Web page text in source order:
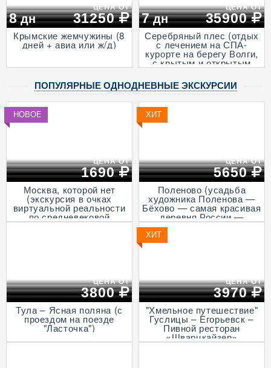
апрель - октябрь)
8дн
ЦЕНА ОТ
31250
Крымские жемчужины (8
дней + авиа или ж/д)
7дн
ЦЕНА ОТ
35900
Серебряный плес (отдых
с лечением на СПА-
курорте на берегу Волги,
с крытым и открытым
бассейнами и
анимационными
программами, 7 дней + ж/
д)
ПОПУЛЯРНЫЕ ОДНОДНЕВНЫЕ ЭКСКУРСИИ
НОВОЕ
ЦЕНА ОТ
1690
Москва, которой нет
(экскурсия в очках
виртуальной реальности
по средневековой
столице, пешеходная)
ХИТ
ЦЕНА ОТ
5650
Поленово (усадьба
художника Поленова —
Бёхово — самая красивая
деревня России —
Итальянская ротонда в
Подмоклово, с прогулкой
на теплоходе по Оке)
ЦЕНА ОТ
3800
Тула – Ясная поляна (с
проездом на поезде
"Ласточка")
ХИТ
ЦЕНА ОТ
3970
"Хмельное путешествие"
Гуслицы – Егорьевск –
Пивной ресторан
«Шварцкайзер»